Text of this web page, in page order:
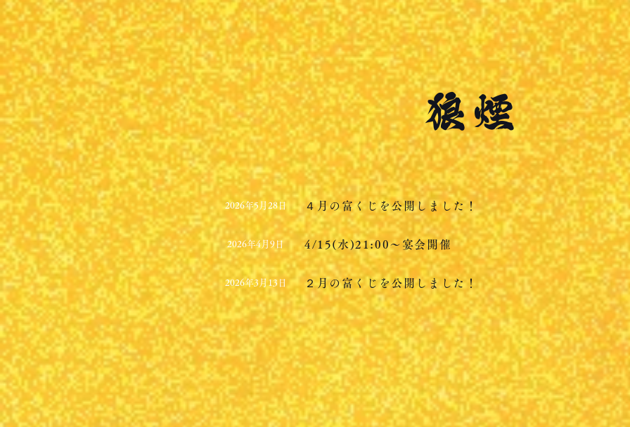
狼煙
2026年5月28日 ４月の富くじを公開しました！
2026年4月9日 4/15(水)21:00～宴会開催
2026年3月13日 ２月の富くじを公開しました！